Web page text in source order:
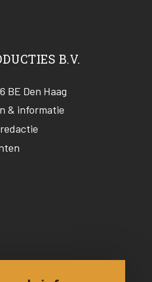
B.V.
BE Den Haag
& informatie